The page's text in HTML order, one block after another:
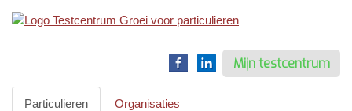
Mijn testcentrum
Particulieren Organisaties